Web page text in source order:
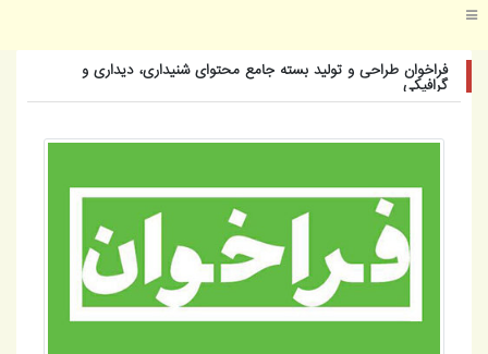
عالی پژوهش تأمین اجتماعی
فراخوان طراحی و تولید بسته جامع محتوای شنیداری، دیداری و
گرافیکی